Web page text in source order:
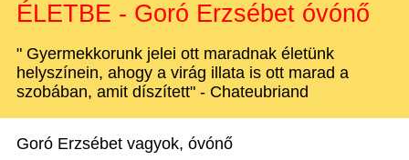
ÉLETBE - Goró Erzsébet óvónő
" Gyermekkorunk jelei ott maradnak életünk
helyszínein, ahogy a virág illata is ott marad a
szobában, amit díszített" - Chateubriand
Goró Erzsébet vagyok, óvónő